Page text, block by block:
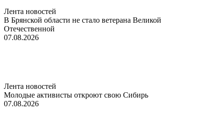
Лента новостей
В Брянской области не стало ветерана Великой
Отечественной
07.08.2026
Лента новостей
Молодые активисты откроют свою Сибирь
07.08.2026